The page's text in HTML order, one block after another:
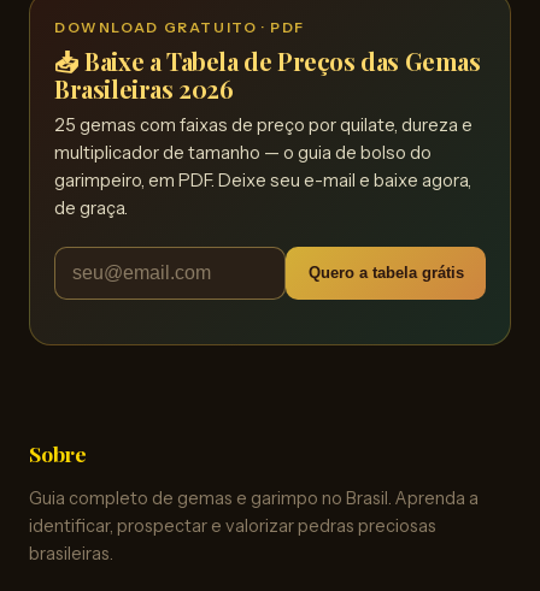
DOWNLOAD GRATUITO · PDF
📥 Baixe a Tabela de Preços das Gemas
Brasileiras 2026
25 gemas com faixas de preço por quilate, dureza e
multiplicador de tamanho — o guia de bolso do
garimpeiro, em PDF. Deixe seu e-mail e baixe agora,
de graça.
Quero a tabela grátis
Sobre
Guia completo de gemas e garimpo no Brasil. Aprenda a
identificar, prospectar e valorizar pedras preciosas
brasileiras.